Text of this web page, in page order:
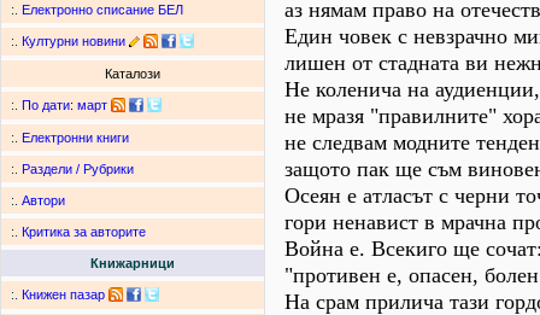
:. Електронно списание БЕЛ
:. Културни новини
Каталози
:. По дати: март
:. Електронни книги
:. Раздели / Рубрики
:. Автори
:. Критика за авторите
Книжарници
:. Книжен пазар
аз нямам право на
Един човек с невзрачно
лишен от стадната ви
Не коленича на аудиенции,
не мразя "правилните"
не следвам модните
защото пак ще съм
Осеян е атласът с черни
гори ненавист в мрачна
Война е. Всекиго ще
"противен е, опасен,
На срам прилича тази